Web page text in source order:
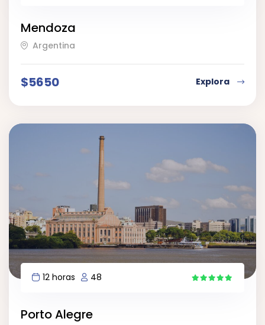
Mendoza
Argentina
$5650 Explora
12 horas
48
Porto Alegre